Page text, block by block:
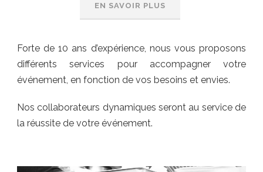
EN SAVOIR PLUS
Forte de 10 ans d’expérience, nous vous proposons
différents services pour accompagner votre
événement, en fonction de vos besoins et envies.
Nos collaborateurs dynamiques seront au service de
la réussite de votre événement.